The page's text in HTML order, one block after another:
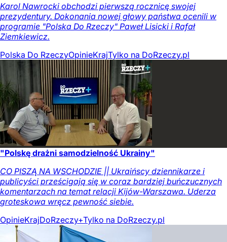
Karol Nawrocki obchodzi pierwszą rocznicę swojej
prezydentury. Dokonania nowej głowy państwa ocenili w
programie "Polska Do Rzeczy" Paweł Lisicki i Rafał
Ziemkiewicz.
Polska Do RzeczyOpinieKrajTylko na DoRzeczy.pl
"Polskę drażni samodzielność Ukrainy"
CO PISZĄ NA WSCHODZIE || Ukraińscy dziennikarze i
publicyści prześcigają się w coraz bardziej buńczucznych
komentarzach na temat relacji Kijów-Warszawa. Uderza
groteskowa wręcz pewność siebie.
OpinieKrajDoRzeczy+Tylko na DoRzeczy.pl